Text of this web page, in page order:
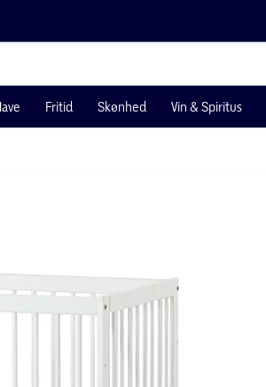
Fritid Skønhed Vin & Spiritus